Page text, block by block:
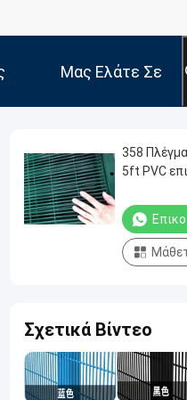
Μας Ελάτε Σε
Επαφή Με
358
5ft PVC
Σχετικά Βίντεο